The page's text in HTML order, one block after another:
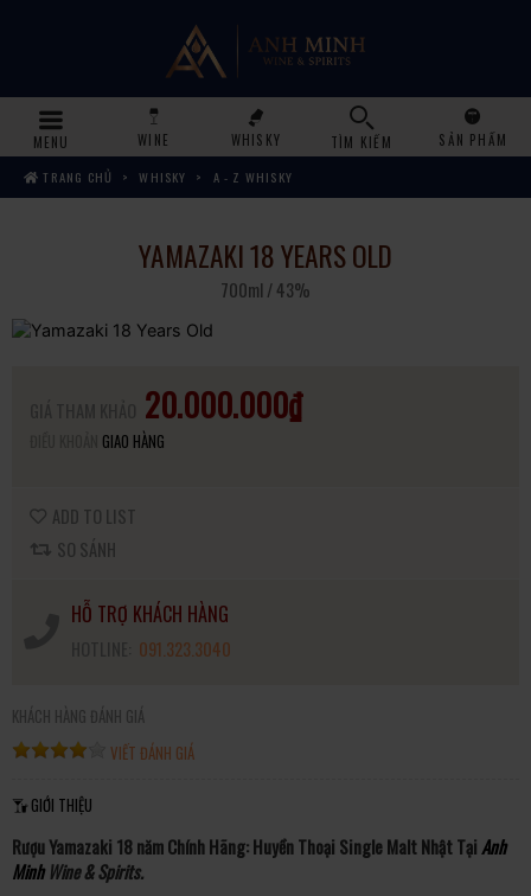
MENU WINE WHISKY TÌM KIẾM
SẢN PHẨM
TRANG CHỦ
WHISKY A - Z WHISKY
YAMAZAKI 18 YEARS OLD
700ml / 43%
20.000.000₫
GIAO HÀNG
ADD TO LIST
SO SÁNH
HỖ TRỢ KHÁCH HÀNG
091.323.3040
KHÁCH HÀNG ĐÁNH GIÁ
VIẾT ĐÁNH GIÁ
GIỚI THIỆU
Rượu Yamazaki 18 năm Chính Hãng: Huyền Thoại Single Malt Nhật Tại Anh
MinhWine & Spirits.